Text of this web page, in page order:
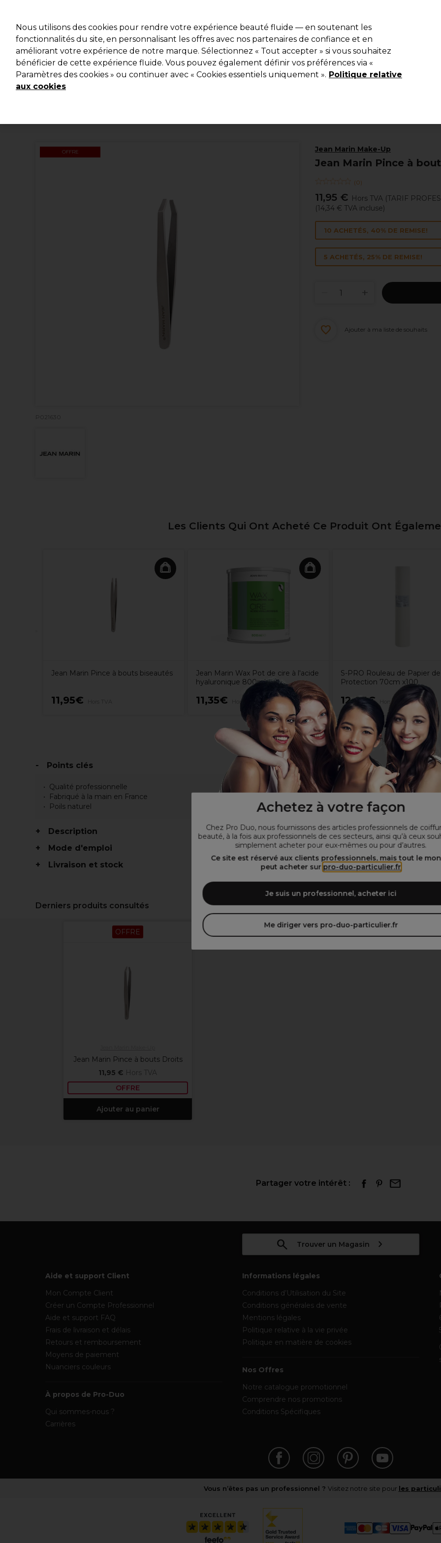
Achetez à votre façon
Chez Pro Duo, nous fournissons des articles professionnels de
beauté, à la fois aux professionnels de ces secteurs, ainsi qu’à ceux
simplement acheter pour eux-mêmes ou pour d’autres.
Ce site est réservé aux clients professionnels, mais tout le
peut acheter sur pro-duo-particulier.fr
Je suis un professionnel, acheter ici
Me diriger vers pro-duo-particulier.fr
Rechercher
Marques Bons plans Coiffure Electro et Matériel Equipement de salon Beauté Hommes Les
Livraison et délais
Jean Marin Make-Up
Jean Marin Pince à
(0)
11,95 € Hors TVA (TARIF
(14,34 € TVA incluse)
OFFRE
P021630
10 ACHETÉS, 40% DE REMISE!
5 ACHETÉS, 25% DE REMISE!
Ajouter à ma liste de souhaits
Les Clients Qui Ont Acheté Ce Produit Ont
Jean Marin Pince à bouts biseautés
11,95€
Jean Marin Wax Pot de cire à l'acide
hyaluronique 800ml
11,35€ Hors TVA
S-PRO Rouleau de Papier de
Protection 70cm x100
12,05€ Hors TVA
Points clés
Qualité professionnelle
Fabriqué à la main en France
Poils naturel
Description
Mode d'emploi
Livraison et stock
Derniers produits consultés
OFFRE
Jean Marin Pince à bouts Droits
11,95 € Hors TVA
OFFRE
Ajouter au panier
Partager votre intérêt :
Trouver un Magasin
Aide et support Client
Mon Compte Client
Créer un Compte Professionnel
Aide et support FAQ
Frais de livraison et délais
Retours et remboursement
Moyens de paiement
Nuanciers couleurs
À propos de Pro-Duo
Qui sommes-nous ?
Carrières
Informations légales
Conditions d’Utilisation du Site
Conditions générales de vente
Mentions légales
Politique relative à la vie privée
Politique en matière de cookies
Nos Offres
Notre catalogue promotionnel
Comprendre nos promotions
Conditions Spécifiques
Vous n’êtes pas un professionnel ? Visitez notre site pour les
Nous utilisons des cookies pour rendre votre expérience beauté fluide — en soutenant les
fonctionnalités du site, en personnalisant les offres avec nos partenaires de confiance et en
améliorant votre expérience de notre marque. Sélectionnez « Tout accepter » si vous souhaitez
bénéficier de cette expérience fluide. Vous pouvez également définir vos préférences via «
Paramètres des cookies » ou continuer avec « Cookies essentiels uniquement ». Politique relative
aux cookies